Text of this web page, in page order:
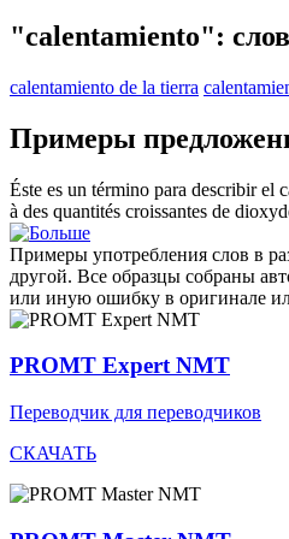
"calentamiento":
calentamiento de la tierra
Примеры
Éste es un término para describir el
à des quantités croissantes de
Примеры употребления слов в
другой. Все образцы собраны
или иную ошибку в оригинале
PROMT Expert NMT
Переводчик для переводчиков
СКАЧАТЬ